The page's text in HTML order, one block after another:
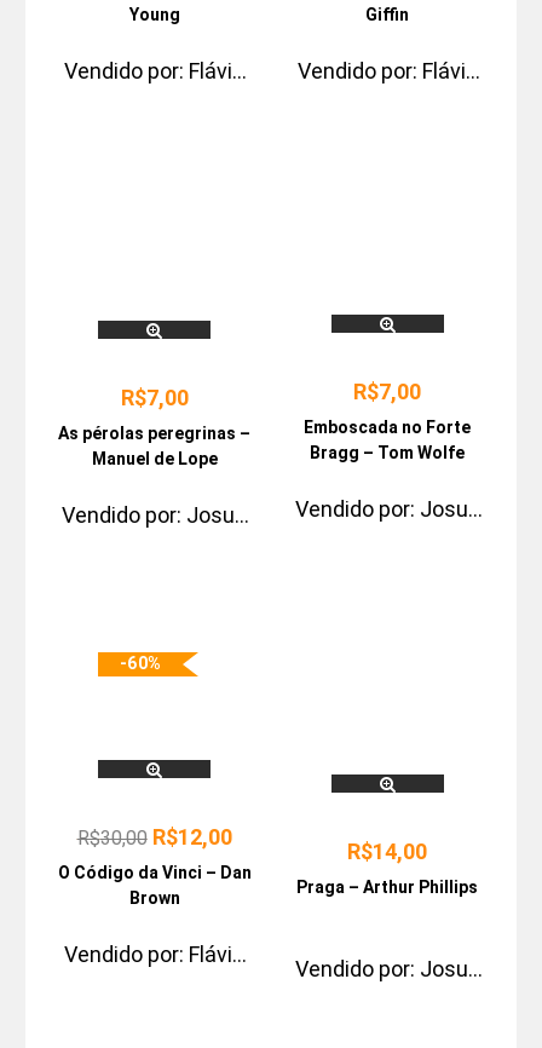
Young
Vendido por: Flávio
Giffin
Vendido por: Flávio
R$7,00
As pérolas peregrinas –
Manuel de Lope
Vendido por: Josue
R$7,00
Emboscada no Forte
Bragg – Tom Wolfe
Vendido por: Josue
-60%
R$30,00 R$12,00
O Código da Vinci – Dan
Brown
Vendido por: Flávio
R$14,00
Praga – Arthur Phillips
Vendido por: Josue